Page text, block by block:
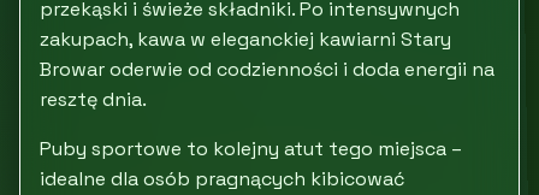
przekąski i świeże składniki. Po intensywnych
zakupach, kawa w eleganckiej kawiarni Stary
Browar oderwie od codzienności i doda energii na
resztę dnia.
Puby sportowe to kolejny atut tego miejsca –
idealne dla osób pragnących kibicować